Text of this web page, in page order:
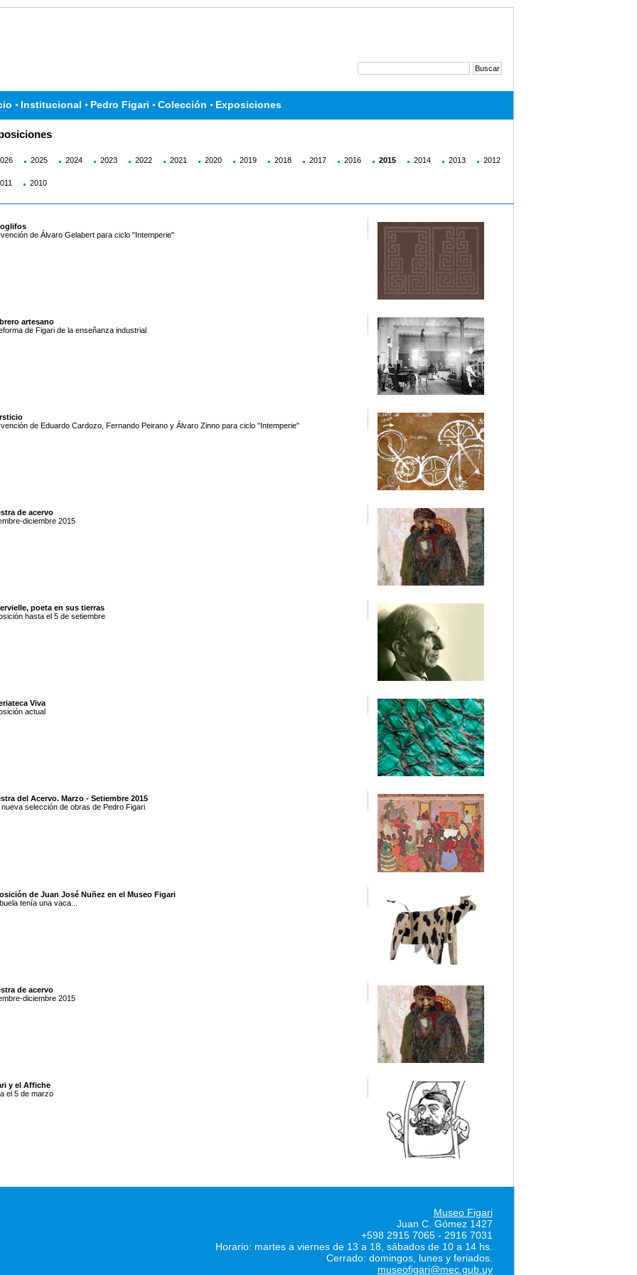
Institucional Pedro Figari Colección Exposiciones
2025 2024 2023 2022 2021 2020 2019 2018 2017 2016 2015 2014 2013 2012
2010
de Álvaro Gelabert para ciclo "Intemperie"
artesano
de Figari de la enseñanza industrial
de Eduardo Cardozo, Fernando Peirano y Álvaro Zinno para ciclo "Intemperie"
de acervo
diciembre 2015
poeta en sus tierras
hasta el 5 de setiembre
Viva
actual
del Acervo. Marzo - Setiembre 2015
nueva selección de obras de Pedro Figari
de Juan José Nuñez en el Museo Figari
tenía una vaca...
de acervo
diciembre 2015
y el Affiche
el 5 de marzo
Museo Figari
Juan C. Gómez 1427
+598 2915 7065 - 2916 7031
Horario: martes a viernes de 13 a 18, sábados de 10 a 14 hs.
Cerrado: domingos, lunes y feriados.
museofigari@mec.gub.uy